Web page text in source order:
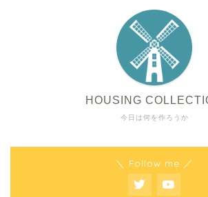
今日は何を作ろうか
HOUSING
＼ Follow me ／